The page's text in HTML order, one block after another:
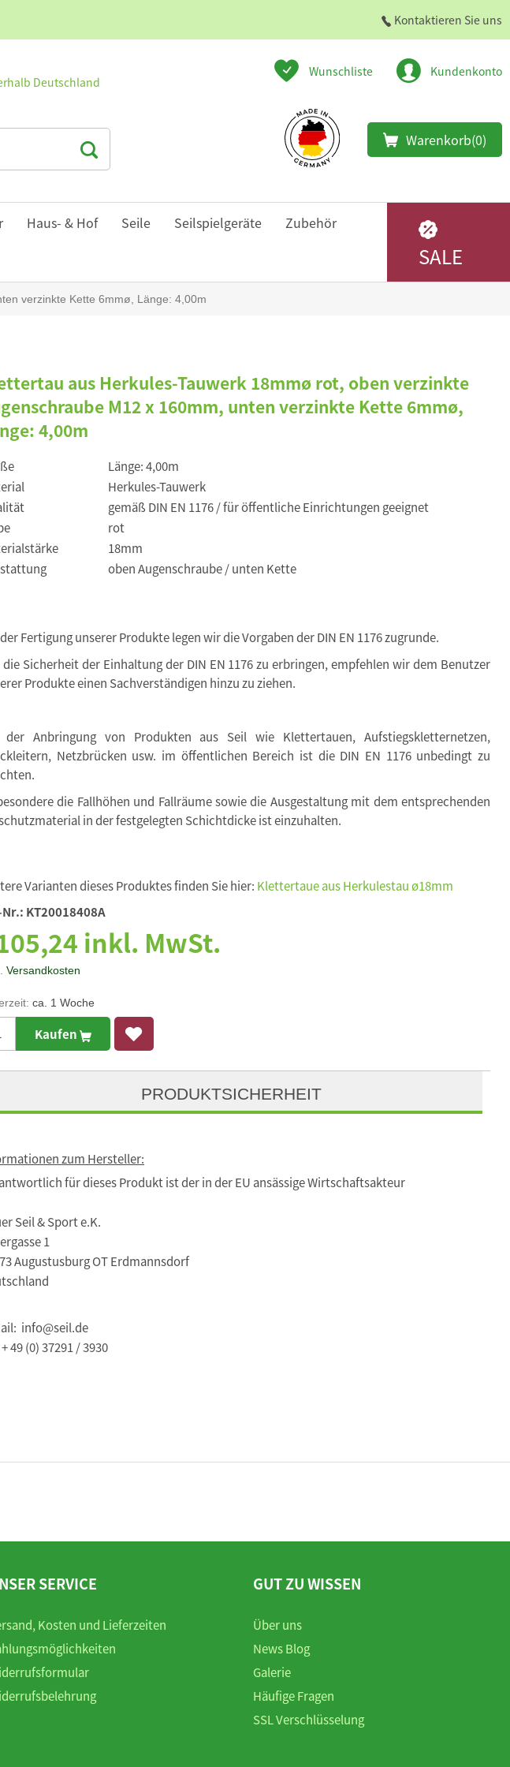
Kontaktieren Sie uns
Deutschland
Wunschliste Kundenkonto
Warenkorb(0)
Haus- & Hof Seile Seilspielgeräte Zubehör
SALE
verzinkte Kette 6mmø, Länge: 4,00m
aus Herkules-Tauwerk 18mmø rot, oben verzinkte
M12 x 160mm, unten verzinkte Kette 6mmø,
4,00m
Länge: 4,00m
Herkules-Tauwerk
gemäß DIN EN 1176 / für öffentliche Einrichtungen geeignet
rot
18mm
oben Augenschraube / unten Kette
Fertigung unserer Produkte legen wir die Vorgaben der DIN EN 1176 zugrunde.
die Sicherheit der Einhaltung der DIN EN 1176 zu erbringen, empfehlen wir dem Benutzer
Produkte einen Sachverständigen hinzu zu ziehen.
der Anbringung von Produkten aus Seil wie Klettertauen, Aufstiegskletternetzen,
Netzbrücken usw. im öffentlichen Bereich ist die DIN EN 1176 unbedingt zu
die Fallhöhen und Fallräume sowie die Ausgestaltung mit dem entsprechenden
in der festgelegten Schichtdicke ist einzuhalten.
Varianten dieses Produktes finden Sie hier: Klettertaue aus Herkulestau ø18mm
KT20018408A
inkl. MwSt.
Versandkosten
ca. 1 Woche
Kaufen
PRODUKTSICHERHEIT
zum Hersteller:
für dieses Produkt ist der in der EU ansässige Wirtschaftsakteur
Seil & Sport e.K.
1
Augustusburg OT Erdmannsdorf
info@seil.de
49 (0) 37291 / 3930
SERVICE
Kosten und Lieferzeiten
GUT ZU WISSEN
Über uns
News Blog
Galerie
Häufige Fragen
SSL Verschlüsselung